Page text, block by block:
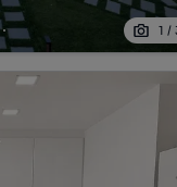
1 /